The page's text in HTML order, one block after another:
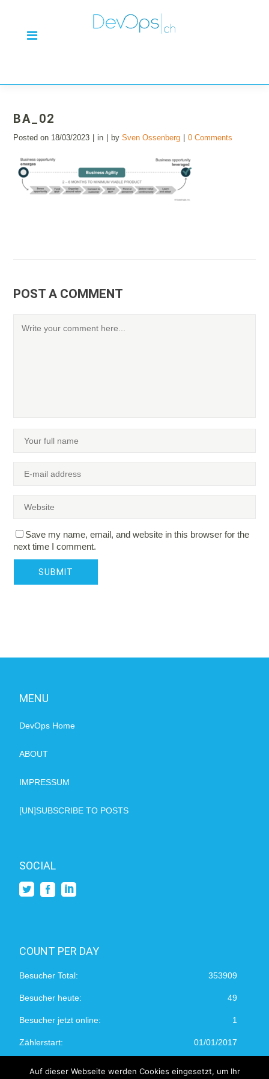
BA_02
Posted on 18/03/2023 in bySven Ossenberg 0 Comments
POST A COMMENT
Save my name, email, and website in this browser for the
next time I comment.
MENU
DevOps Home
ABOUT
IMPRESSUM
[UN]SUBSCRIBE TO POSTS
SOCIAL
COUNT PER DAY
353909
Besucher Total:
49
Besucher heute:
1
Besucher jetzt online:
01/01/2017
Zählerstart:
Auf dieser Webseite werden Cookies eingesetzt, um Ihr